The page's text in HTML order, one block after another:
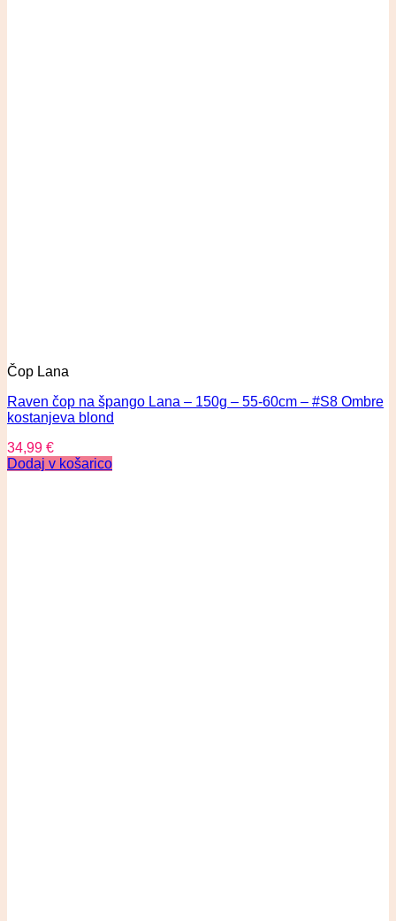
Čop Lana
Raven čop na špango Lana – 150g – 55-60cm – #S8 Ombre
kostanjeva blond
34,99 €
Dodaj v košarico